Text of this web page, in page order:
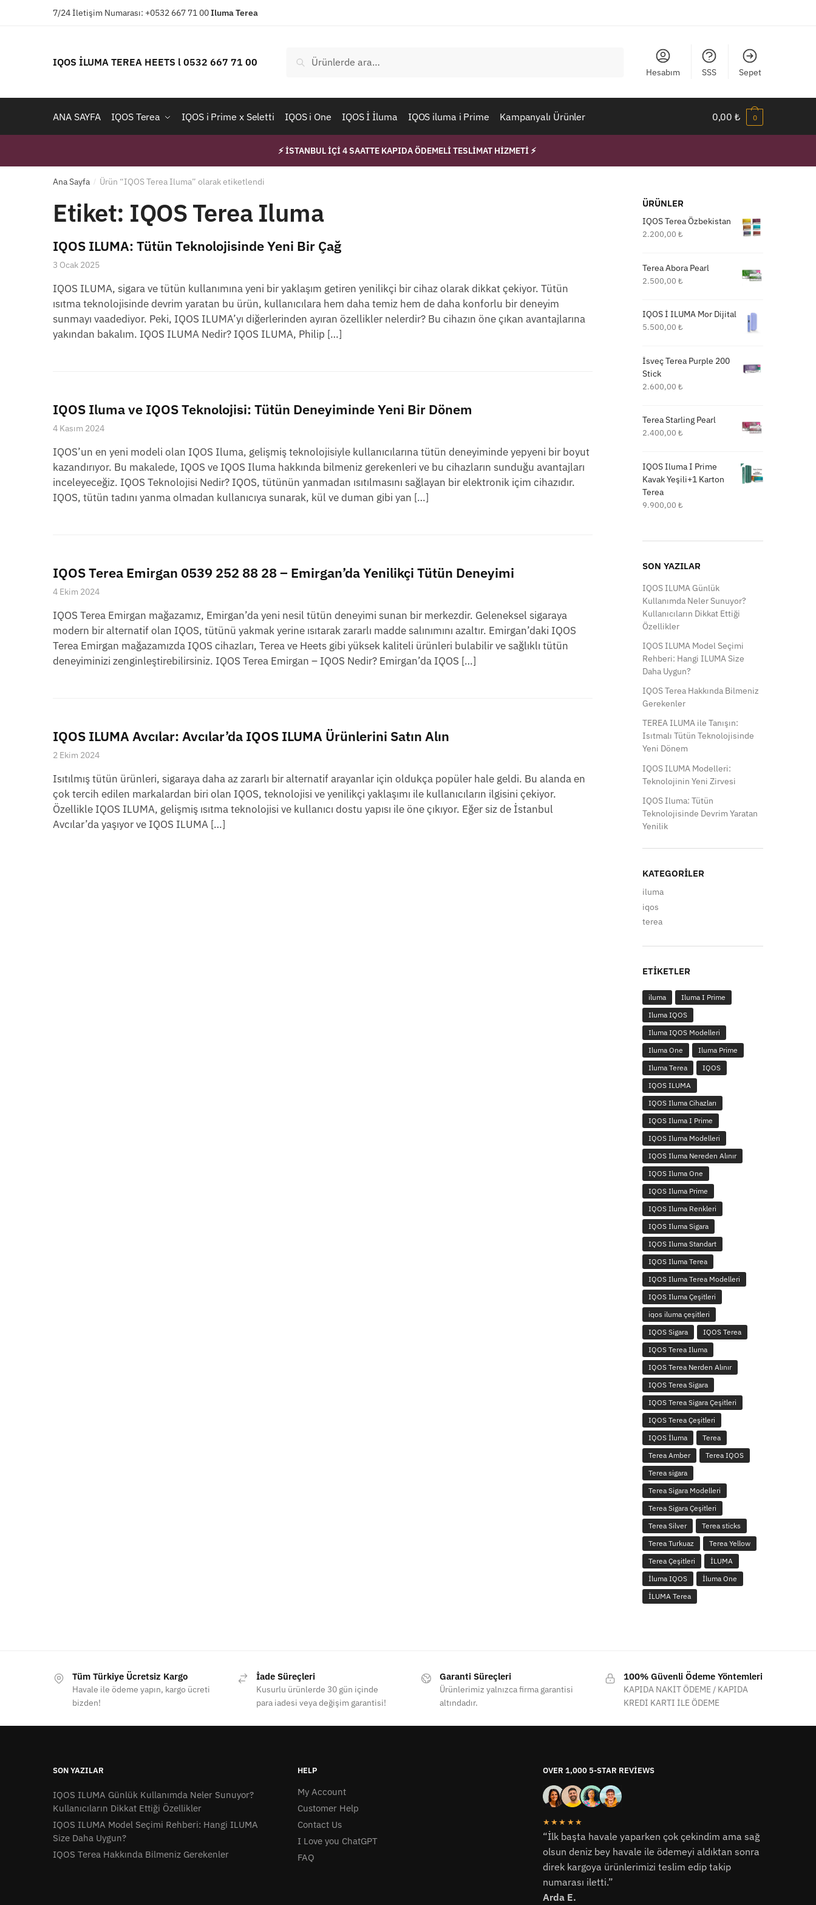
7/24 İletişim Numarası: +0532 667 71 00IlumaTerea
IQOS İLUMA TEREA HEETS l 0532 667 71 00 Ara
Hesabım SSS Sepet
ANA SAYFA IQOS Terea IQOS i Prime x Seletti IQOS i One IQOS İ İluma IQOS iluma i Prime Kampanyalı Ürünler 0,00₺ 0
⚡ İSTANBUL İÇİ 4 SAATTE KAPIDA ÖDEMELİ TESLİMAT HİZMETİ ⚡
Ana Sayfa / Ürün “IQOS Terea Iluma” olarak etiketlendi
Etiket: IQOS Terea Iluma
IQOS ILUMA: Tütün Teknolojisinde Yeni Bir Çağ
3 Ocak 2025
IQOS ILUMA, sigara ve tütün kullanımına yeni bir yaklaşım getiren yenilikçi bir cihaz olarak dikkat çekiyor. Tütün
ısıtma teknolojisinde devrim yaratan bu ürün, kullanıcılara hem daha temiz hem de daha konforlu bir deneyim
sunmayı vaadediyor. Peki, IQOS ILUMA’yı diğerlerinden ayıran özellikler nelerdir? Bu cihazın öne çıkan avantajlarına
yakından bakalım. IQOS ILUMA Nedir? IQOS ILUMA, Philip […]
IQOS Iluma ve IQOS Teknolojisi: Tütün Deneyiminde Yeni Bir Dönem
4 Kasım 2024
IQOS’un en yeni modeli olan IQOS Iluma, gelişmiş teknolojisiyle kullanıcılarına tütün deneyiminde yepyeni bir boyut
kazandırıyor. Bu makalede, IQOS ve IQOS Iluma hakkında bilmeniz gerekenleri ve bu cihazların sunduğu avantajları
inceleyeceğiz. IQOS Teknolojisi Nedir? IQOS, tütünün yanmadan ısıtılmasını sağlayan bir elektronik içim cihazıdır.
IQOS, tütün tadını yanma olmadan kullanıcıya sunarak, kül ve duman gibi yan […]
IQOS Terea Emirgan 0539 252 88 28 – Emirgan’da Yenilikçi Tütün Deneyimi
4 Ekim 2024
IQOS Terea Emirgan mağazamız, Emirgan’da yeni nesil tütün deneyimi sunan bir merkezdir. Geleneksel sigaraya
modern bir alternatif olan IQOS, tütünü yakmak yerine ısıtarak zararlı madde salınımını azaltır. Emirgan’daki IQOS
Terea Emirgan mağazamızda IQOS cihazları, Terea ve Heets gibi yüksek kaliteli ürünleri bulabilir ve sağlıklı tütün
deneyiminizi zenginleştirebilirsiniz. IQOS Terea Emirgan – IQOS Nedir? Emirgan’da IQOS […]
IQOS ILUMA Avcılar: Avcılar’da IQOS ILUMA Ürünlerini Satın Alın
2 Ekim 2024
Isıtılmış tütün ürünleri, sigaraya daha az zararlı bir alternatif arayanlar için oldukça popüler hale geldi. Bu alanda en
çok tercih edilen markalardan biri olan IQOS, teknolojisi ve yenilikçi yaklaşımı ile kullanıcıların ilgisini çekiyor.
Özellikle IQOS ILUMA, gelişmiş ısıtma teknolojisi ve kullanıcı dostu yapısı ile öne çıkıyor. Eğer siz de İstanbul
Avcılar’da yaşıyor ve IQOS ILUMA […]
ÜRÜNLER
IQOS Terea Özbekistan
2.200,00₺
Terea Abora Pearl
2.500,00₺
IQOS İ ILUMA Mor Dijital
5.500,00₺
İsveç Terea Purple 200
Stick
2.600,00₺
Terea Starling Pearl
2.400,00₺
IQOS Iluma I Prime
Kavak Yeşili+1 Karton
Terea
9.900,00₺
SON YAZILAR
IQOS ILUMA Günlük
Kullanımda Neler Sunuyor?
Kullanıcıların Dikkat Ettiği
Özellikler
IQOS ILUMA Model Seçimi
Rehberi: Hangi ILUMA Size
Daha Uygun?
IQOS Terea Hakkında Bilmeniz
Gerekenler
TEREA ILUMA ile Tanışın:
Isıtmalı Tütün Teknolojisinde
Yeni Dönem
IQOS ILUMA Modelleri:
Teknolojinin Yeni Zirvesi
IQOS Iluma: Tütün
Teknolojisinde Devrim Yaratan
Yenilik
KATEGORILER
iluma
iqos
terea
ETIKETLER
iluma
Iluma I Prime
Iluma IQOS
Iluma IQOS Modelleri
Iluma One
Iluma Prime
Iluma Terea
IQOS
IQOS ILUMA
IQOS Iluma Cihazları
IQOS Iluma I Prime
IQOS Iluma Modelleri
IQOS Iluma Nereden Alınır
IQOS Iluma One
IQOS Iluma Prime
IQOS Iluma Renkleri
IQOS Iluma Sigara
IQOS Iluma Standart
IQOS Iluma Terea
IQOS Iluma Terea Modelleri
IQOS Iluma Çeşitleri
iqos iluma çeşitleri
IQOS Sigara
IQOS Terea
IQOS Terea Iluma
IQOS Terea Nerden Alınır
IQOS Terea Sigara
IQOS Terea Sigara Çeşitleri
IQOS Terea Çeşitleri
IQOS İluma
Terea
Terea Amber
Terea IQOS
Terea sigara
Terea Sigara Modelleri
Terea Sigara Çeşitleri
Terea Silver
Terea sticks
Terea Turkuaz
Terea Yellow
Terea Çeşitleri
İLUMA
İluma IQOS
İluma One
İLUMA Terea
Tüm Türkiye Ücretsiz Kargo
Havale ile ödeme yapın, kargo ücreti
bizden!
İade Süreçleri
Kusurlu ürünlerde 30 gün içinde
para iadesi veya değişim garantisi!
Garanti Süreçleri
Ürünlerimiz yalnızca firma garantisi
altındadır.
100% Güvenli Ödeme Yöntemleri
KAPIDA NAKİT ÖDEME / KAPIDA
KREDİ KARTI İLE ÖDEME
SON YAZILAR
IQOS ILUMA Günlük Kullanımda Neler Sunuyor?
Kullanıcıların Dikkat Ettiği Özellikler
IQOS ILUMA Model Seçimi Rehberi: Hangi ILUMA
Size Daha Uygun?
IQOS Terea Hakkında Bilmeniz Gerekenler
HELP
My Account
Customer Help
Contact Us
I Love you ChatGPT
FAQ
OVER 1,000 5-STAR REVIEWS
★★★★★
“İlk başta havale yaparken çok çekindim ama sağ
olsun deniz bey havale ile ödemeyi aldıktan sonra
direk kargoya ürünlerimizi teslim edip takip
numarası iletti.”
Arda E.